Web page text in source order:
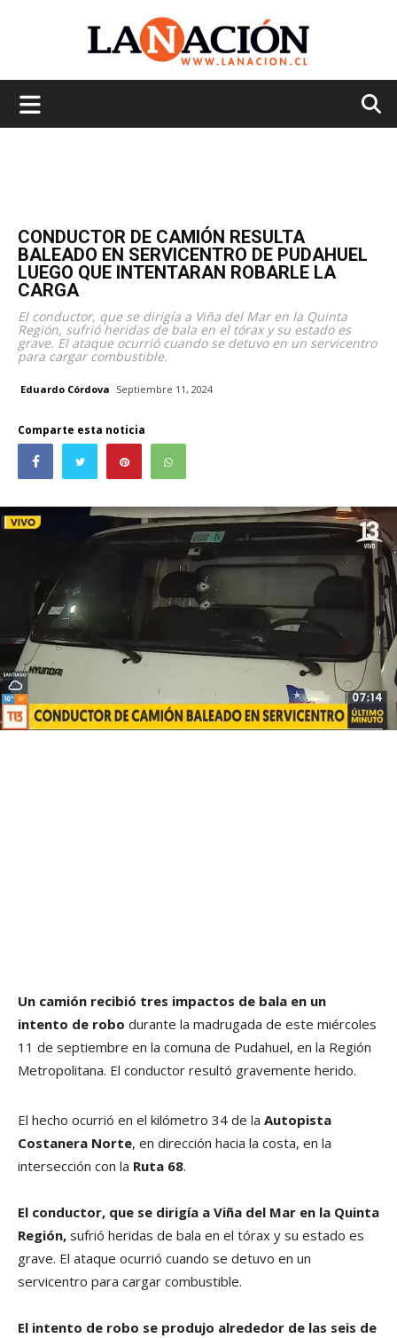
CONDUCTOR DE CAMIÓN RESULTA
BALEADO EN SERVICENTRO DE PUDAHUEL
LUEGO QUE INTENTARAN ROBARLE LA
CARGA
El conductor, que se dirigía a Viña del Mar en la Quinta
Región, sufrió heridas de bala en el tórax y su estado es
grave. El ataque ocurrió cuando se detuvo en un servicentro
para cargar combustible.
Eduardo Córdova Septiembre 11, 2024
Comparte esta noticia
Un camión recibió tres impactos de bala en un
intento de robo durante la madrugada de este miércoles
11 de septiembre en la comuna de Pudahuel, en la Región
Metropolitana. El conductor resultó gravemente herido.
El hecho ocurrió en el kilómetro 34 de la Autopista
Costanera Norte, en dirección hacia la costa, en la
intersección con la Ruta 68.
El conductor, que se dirigía a Viña del Mar en la Quinta
Región, sufrió heridas de bala en el tórax y su estado es
grave. El ataque ocurrió cuando se detuvo en un
servicentro para cargar combustible.
El intento de robo se produjo alrededor de las seis de